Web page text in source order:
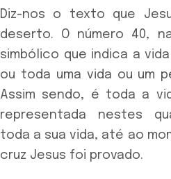
Diz-nos o texto que
deserto. O número 40,
simbólico que indica a
ou toda uma vida ou um
Assim sendo, é toda a
representada nestes
toda a sua vida, até ao
cruz Jesus foi provado.